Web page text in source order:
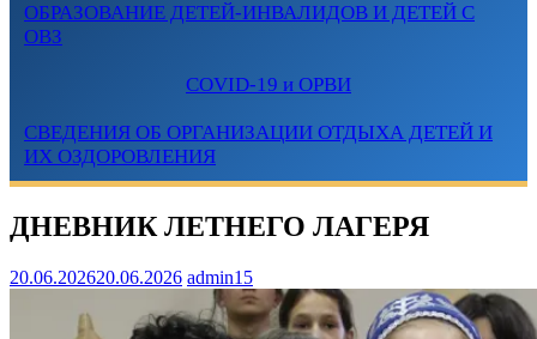
ОБРАЗОВАНИЕ ДЕТЕЙ-ИНВАЛИДОВ И ДЕТЕЙ С
ОВЗ
COVID-19 и ОРВИ
СВЕДЕНИЯ ОБ ОРГАНИЗАЦИИ ОТДЫХА ДЕТЕЙ И
ИХ ОЗДОРОВЛЕНИЯ
ДНЕВНИК ЛЕТНЕГО ЛАГЕРЯ
20.06.202620.06.2026 admin15